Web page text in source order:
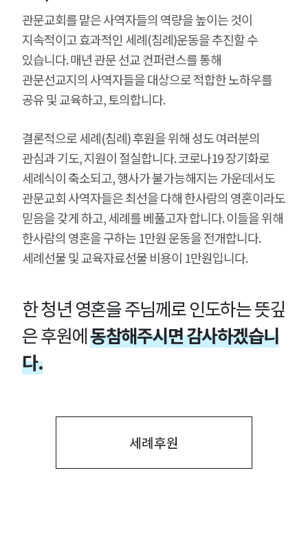
관문교회를 맡은 사역자들의 역량을 높이는 것이
지속적이고 효과적인 세례(침례)운동을 추진할 수
있습니다. 매년 관문 선교 컨퍼런스를 통해
관문선교지의 사역자들을 대상으로 적합한 노하우를
공유 및 교육하고, 토의합니다.
결론적으로 세례(침례) 후원을 위해 성도 여러분의
관심과 기도, 지원이 절실합니다. 코로나19 장기화로
세례식이 축소되고, 행사가 불가능해지는 가운데서도
관문교회 사역자들은 최선을 다해 한사람의 영혼이라도
믿음을 갖게 하고, 세례를 베풀고자 합니다. 이들을 위해
한사람의 영혼을 구하는 1만원 운동을 전개합니다.
세례선물 및 교육자료선물 비용이 1만원입니다.
한 청년 영혼을 주님께로 인도하는 뜻깊
은 후원에동참해주시면 감사하겠습니
다.
세례후원